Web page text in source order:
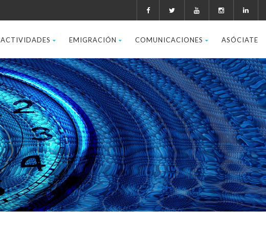
ACTIVIDADES EMIGRACIÓN COMUNICACIONES ASÓCIATE